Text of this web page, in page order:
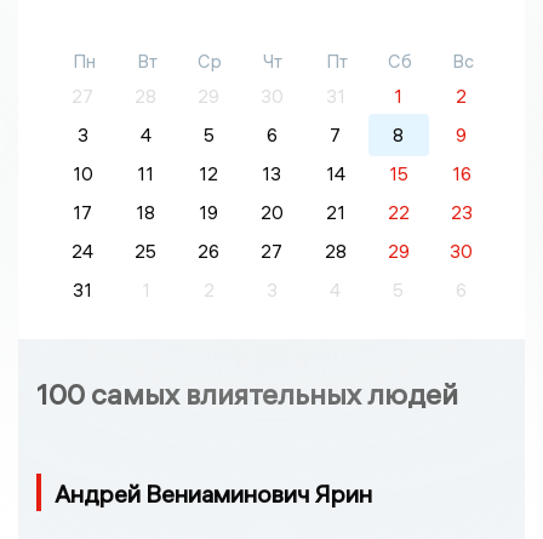
Пн Вт Ср Чт Пт Сб
Вс
27
28 29 30 31 1
2
3
4 5 6 7 8
9
10
11 12 13 14 15
16
17
18 19 20 21 22
23
24
25 26 27 28 29
30
31
1 2 3 4 5 6
100 самых влиятельных людей
Андрей Вениаминович Ярин